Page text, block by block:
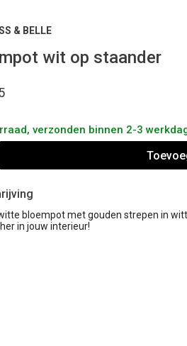
& BELLE
wit op staander
verzonden binnen 2-3
bloempot met gouden strepen in
in jouw interieur!